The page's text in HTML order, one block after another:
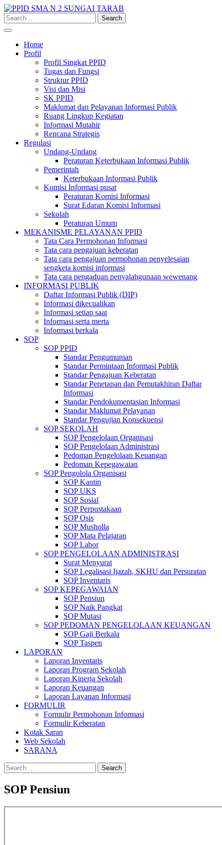
Skip
to
content
Search
for:
Home
Profil
Profil Singkat PPID
Tugas dan Fungsi
Struktur PPID
Visi dan Misi
SK PPID
Maklumat dan Pelayanan Informasi Publik
Ruang Lingkup Kegiatan
Informasi Mutahir
Rencana Strategis
Regulasi
Undang-Undang
Peraturan Keterbukaan Informasi Publik
Pemerintah
Keterbukaan Informasi Publik
Komisi Informasi pusat
Peraturan Komisi Informasi
Surat Edaran Komisi Informasi
Sekolah
Peraturan Umum
MEKANISME PELAYANAN PPID
Tata Cara Permohonan Informasi
Tata cara pengajuan keberatan
Tata cara pengajuan permohonan penyelesaian
sengketa komisi informasi
Tata cara pengaduan penyalahgunaan wewenang
INFORMASI PUBLIK
Daftar Informasi Publik (DIP)
Informasi dikecualikan
Informasi setiap saat
Informasi serta merta
Informasi berkala
SOP
SOP PPID
Standar Pengumuman
Standar Permintaan Informasi Publik
Standar Pengajuan Keberatan
Standar Penetapan dan Pemutakhiran Daftar
Informasi
Standar Pendokumentasian Informasi
Standar Maklumat Pelayanan
Standar Pengujian Konsekuensi
SOP SEKOLAH
SOP Pengelolaan Organisasi
SOP Pengelolaan Administrasi
Pedoman Pengelolaan Keuangan
Pedoman Kepegawaian
SOP Pengolola Organisasi
SOP Kantin
SOP UKS
SOP Sosial
SOP Perpustakaan
SOP Osis
SOP Musholla
SOP Mata Pelajaran
SOP Labor
SOP PENGELOLAAN ADMINISTRASI
Surat Menyurat
SOP Legalisasi Ijazah, SKHU dan Persuratan
SOP Inventaris
SOP KEPEGAWAIAN
SOP Pensiun
SOP Naik Pangkat
SOP Mutasi
SOP PEDOMAN PENGELOLAAN KEUANGAN
SOP Gaji Berkala
SOP Taspen
LAPORAN
Laporan Inventaris
Laporan Program Sekolah
Laporan Kinerja Sekolah
Laporan Keuangan
Laporan Layanan Informasi
FORMULIR
Formulir Permohonan Informasi
Formulir Keberatan
Kotak Saran
Web Sekolah
SARANA
Search
for:
SOP Pensiun